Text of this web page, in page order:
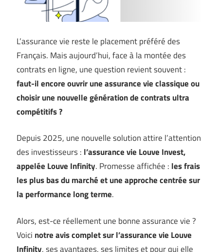
L’assurance vie reste le placement préféré des
Français. Mais aujourd’hui, face à la montée des
contrats en ligne, une question revient souvent :
faut-il encore ouvrir une assurance vie classique ou
choisir une nouvelle génération de contrats ultra
compétitifs ?
Depuis 2025, une nouvelle solution attire l’attention
des investisseurs : l’assurance vie Louve Invest,
appelée Louve Infinity. Promesse affichée : les frais
les plus bas du marché et une approche centrée sur
la performance long terme.
Alors, est-ce réellement une bonne assurance vie ?
Voici notre avis complet sur l’assurance vie Louve
Infinity, ses avantages, ses limites et pour qui elle